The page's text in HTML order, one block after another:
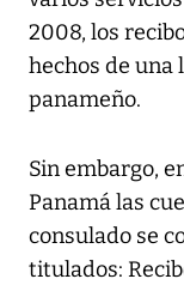
2008, los
hechos de una
panameño.
Sin embargo,
Panamá las
consulado se
titulados: